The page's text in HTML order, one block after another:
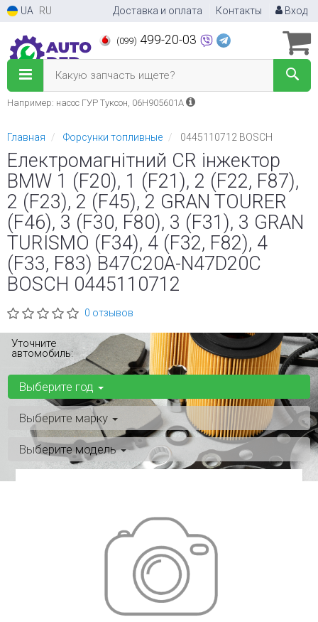
UA RU Доставка и оплата Контакты Вход
(099) 499-20-03
Какую запчасть ищете?
Например: насос ГУР Туксон, 06H905601A
Главная Форсунки топливные 0445110712 BOSCH
Електромагнітний CR інжектор
BMW 1 (F20), 1 (F21), 2 (F22, F87),
2 (F23), 2 (F45), 2 GRAN TOURER
(F46), 3 (F30, F80), 3 (F31), 3 GRAN
TURISMO (F34), 4 (F32, F82), 4
(F33, F83) B47C20A-N47D20C
BOSCH 0445110712
0 отзывов
Уточните
автомобиль:
Выберите год
Выберите марку
Выберите модель